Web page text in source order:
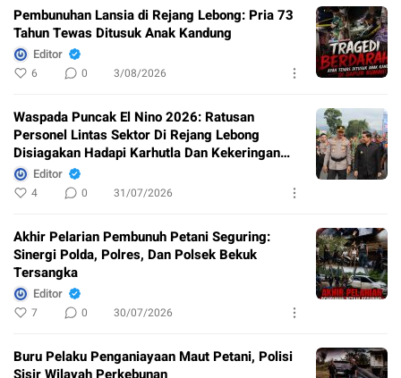
Pembunuhan Lansia di Rejang Lebong: Pria 73
Tahun Tewas Ditusuk Anak Kandung
Editor
6 0 3/08/2026
Waspada Puncak El Nino 2026: Ratusan
Personel Lintas Sektor Di Rejang Lebong
Disiagakan Hadapi Karhutla Dan Kekeringan
Ekstrem
Editor
4 0 31/07/2026
Akhir Pelarian Pembunuh Petani Seguring:
Sinergi Polda, Polres, Dan Polsek Bekuk
Tersangka
Editor
7 0 30/07/2026
Buru Pelaku Penganiayaan Maut Petani, Polisi
Sisir Wilayah Perkebunan